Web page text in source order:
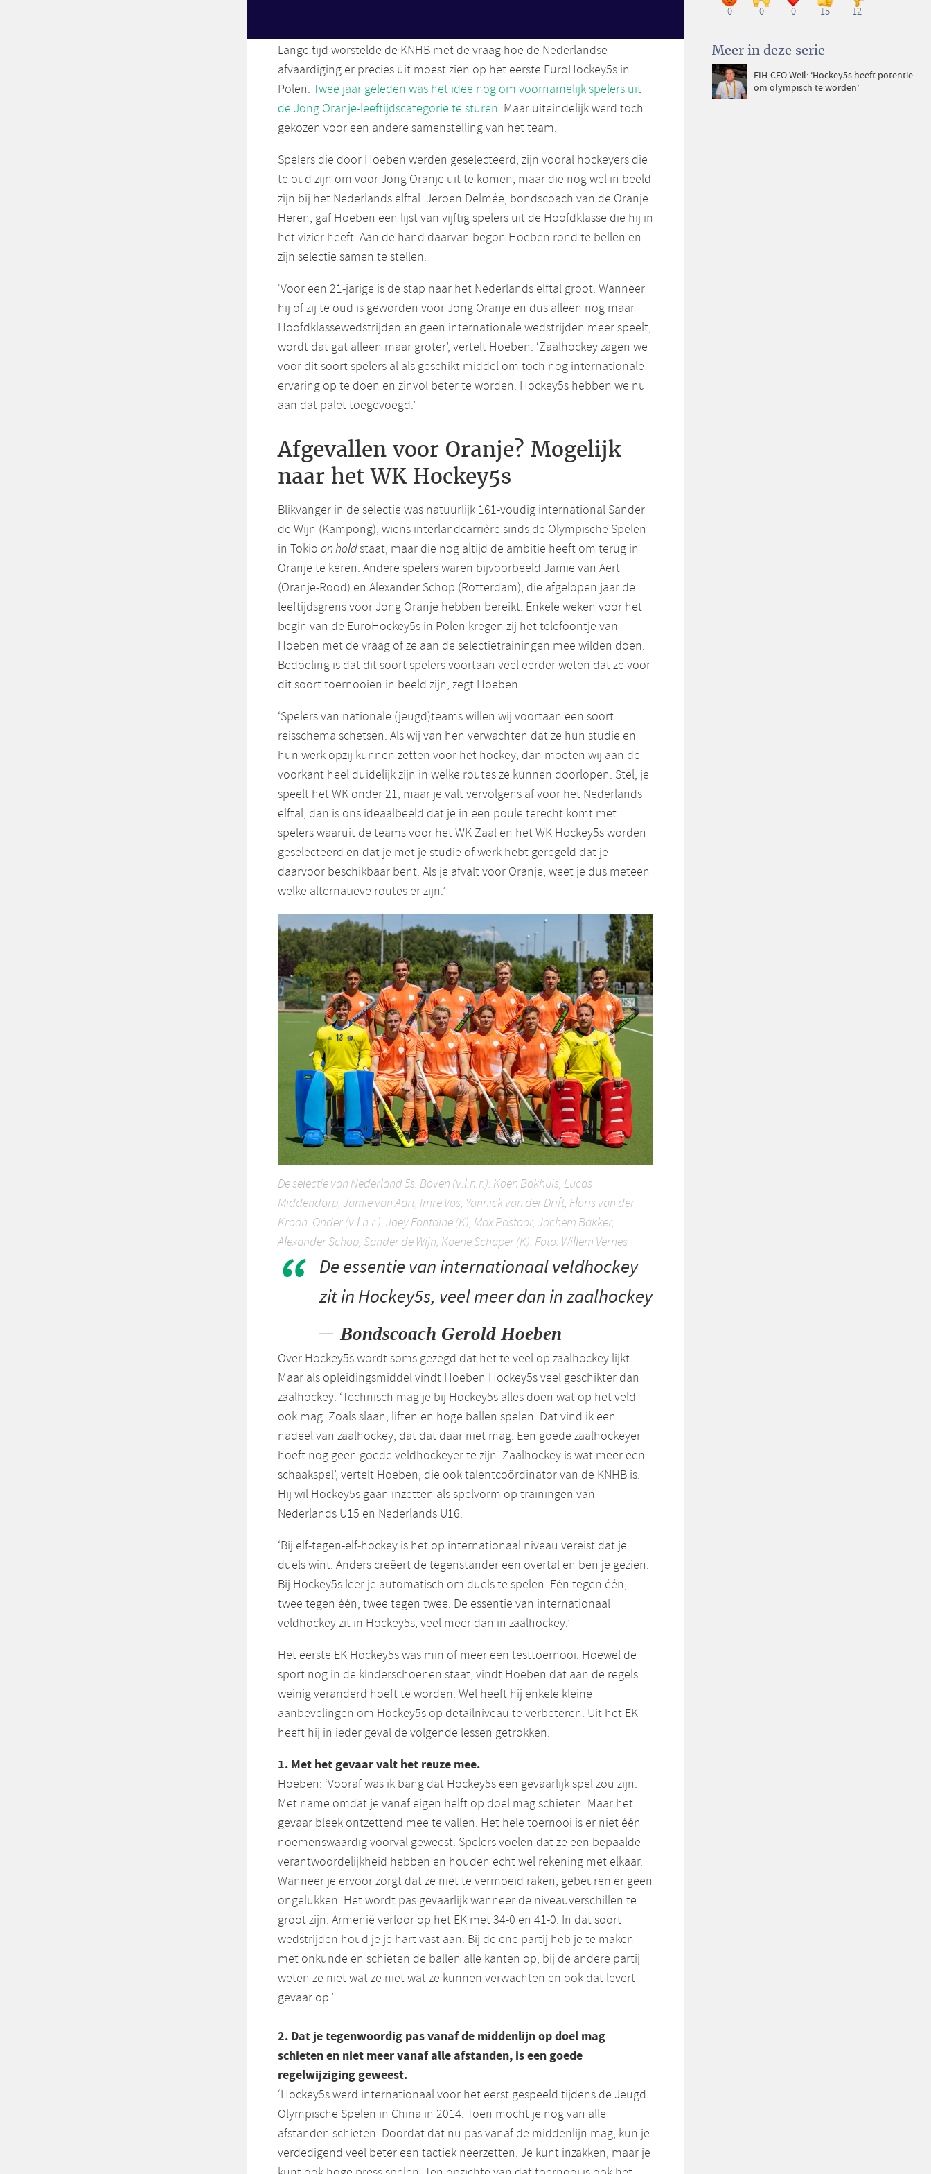
Lange tijd worstelde de KNHB met de vraag hoe de Nederlandse
afvaardiging er precies uit moest zien op het eerste EuroHockey5s in
Polen. Twee jaar geleden was het idee nog om voornamelijk spelers uit
de Jong Oranje-leeftijdscategorie te sturen. Maar uiteindelijk werd toch
gekozen voor een andere samenstelling van het team.
Spelers die door Hoeben werden geselecteerd, zijn vooral hockeyers die
te oud zijn om voor Jong Oranje uit te komen, maar die nog wel in beeld
zijn bij het Nederlands elftal. Jeroen Delmée, bondscoach van de Oranje
Heren, gaf Hoeben een lijst van vijftig spelers uit de Hoofdklasse die hij in
het vizier heeft. Aan de hand daarvan begon Hoeben rond te bellen en
zijn selectie samen te stellen.
‘Voor een 21-jarige is de stap naar het Nederlands elftal groot. Wanneer
hij of zij te oud is geworden voor Jong Oranje en dus alleen nog maar
Hoofdklassewedstrijden en geen internationale wedstrijden meer speelt,
wordt dat gat alleen maar groter’, vertelt Hoeben. ‘Zaalhockey zagen we
voor dit soort spelers al als geschikt middel om toch nog internationale
ervaring op te doen en zinvol beter te worden. Hockey5s hebben we nu
aan dat palet toegevoegd.’
Afgevallen voor Oranje? Mogelijk
naar het WK Hockey5s
Blikvanger in de selectie was natuurlijk 161-voudig international Sander
de Wijn (Kampong), wiens interlandcarrière sinds de Olympische Spelen
in Tokio on holdstaat, maar die nog altijd de ambitie heeft om terug in
Oranje te keren. Andere spelers waren bijvoorbeeld Jamie van Aert
(Oranje-Rood) en Alexander Schop (Rotterdam), die afgelopen jaar de
leeftijdsgrens voor Jong Oranje hebben bereikt. Enkele weken voor het
begin van de EuroHockey5s in Polen kregen zij het telefoontje van
Hoeben met de vraag of ze aan de selectietrainingen mee wilden doen.
Bedoeling is dat dit soort spelers voortaan veel eerder weten dat ze voor
dit soort toernooien in beeld zijn, zegt Hoeben.
‘Spelers van nationale (jeugd)teams willen wij voortaan een soort
reisschema schetsen. Als wij van hen verwachten dat ze hun studie en
hun werk opzij kunnen zetten voor het hockey, dan moeten wij aan de
voorkant heel duidelijk zijn in welke routes ze kunnen doorlopen. Stel, je
speelt het WK onder 21, maar je valt vervolgens af voor het Nederlands
elftal, dan is ons ideaalbeeld dat je in een poule terecht komt met
spelers waaruit de teams voor het WK Zaal en het WK Hockey5s worden
geselecteerd en dat je met je studie of werk hebt geregeld dat je
daarvoor beschikbaar bent. Als je afvalt voor Oranje, weet je dus meteen
welke alternatieve routes er zijn.’
De selectie van Nederland 5s. Boven (v.l.n.r.): Koen Bakhuis, Lucas
Middendorp, Jamie van Aart, Imre Vos, Yannick van der Drift, Floris van der
Kroon. Onder (v.l.n.r.): Joey Fontaine (K), Max Pastoor, Jochem Bakker,
Alexander Schop, Sander de Wijn, Koene Schaper (K). Foto: Willem Vernes
De essentie van internationaal veldhockey
zit in Hockey5s, veel meer dan in zaalhockey
Bondscoach Gerold Hoeben
Over Hockey5s wordt soms gezegd dat het te veel op zaalhockey lijkt.
Maar als opleidingsmiddel vindt Hoeben Hockey5s veel geschikter dan
zaalhockey. ‘Technisch mag je bij Hockey5s alles doen wat op het veld
ook mag. Zoals slaan, liften en hoge ballen spelen. Dat vind ik een
nadeel van zaalhockey, dat dat daar niet mag. Een goede zaalhockeyer
hoeft nog geen goede veldhockeyer te zijn. Zaalhockey is wat meer een
schaakspel’, vertelt Hoeben, die ook talentcoördinator van de KNHB is.
Hij wil Hockey5s gaan inzetten als spelvorm op trainingen van
Nederlands U15 en Nederlands U16.
‘Bij elf-tegen-elf-hockey is het op internationaal niveau vereist dat je
duels wint. Anders creëert de tegenstander een overtal en ben je gezien.
Bij Hockey5s leer je automatisch om duels te spelen. Eén tegen één,
twee tegen één, twee tegen twee. De essentie van internationaal
veldhockey zit in Hockey5s, veel meer dan in zaalhockey.’
Het eerste EK Hockey5s was min of meer een testtoernooi. Hoewel de
sport nog in de kinderschoenen staat, vindt Hoeben dat aan de regels
weinig veranderd hoeft te worden. Wel heeft hij enkele kleine
aanbevelingen om Hockey5s op detailniveau te verbeteren. Uit het EK
heeft hij in ieder geval de volgende lessen getrokken.
1. Met het gevaar valt het reuze mee.
Hoeben: ‘Vooraf was ik bang dat Hockey5s een gevaarlijk spel zou zijn.
Met name omdat je vanaf eigen helft op doel mag schieten. Maar het
gevaar bleek ontzettend mee te vallen. Het hele toernooi is er niet één
noemenswaardig voorval geweest. Spelers voelen dat ze een bepaalde
verantwoordelijkheid hebben en houden echt wel rekening met elkaar.
Wanneer je ervoor zorgt dat ze niet te vermoeid raken, gebeuren er geen
ongelukken. Het wordt pas gevaarlijk wanneer de niveauverschillen te
groot zijn. Armenië verloor op het EK met 34-0 en 41-0. In dat soort
wedstrijden houd je je hart vast aan. Bij de ene partij heb je te maken
met onkunde en schieten de ballen alle kanten op, bij de andere partij
weten ze niet wat ze niet wat ze kunnen verwachten en ook dat levert
gevaar op.’
2. Dat je tegenwoordig pas vanaf de middenlijn op doel mag
schieten en niet meer vanaf alle afstanden, is een goede
regelwijziging geweest.
‘Hockey5s werd internationaal voor het eerst gespeeld tijdens de Jeugd
Olympische Spelen in China in 2014. Toen mocht je nog van alle
afstanden schieten. Doordat dat nu pas vanaf de middenlijn mag, kun je
verdedigend veel beter een tactiek neerzetten. Je kunt inzakken, maar je
0 0 0 15 12
Meer in deze serie
FIH-CEO Weil: ‘Hockey5s heeft potentie
om olympisch te worden’